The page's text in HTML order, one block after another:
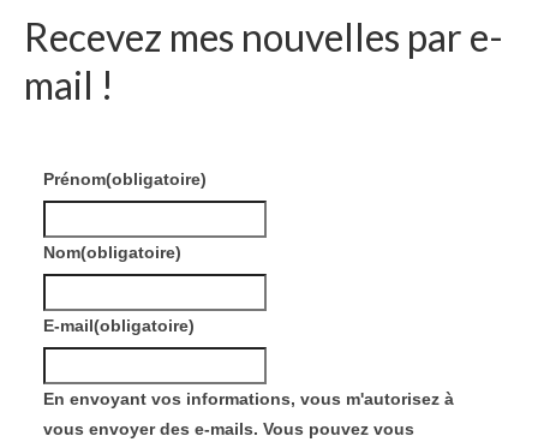
Recevez mes nouvelles par e-
mail !
Prénom(obligatoire)
Nom(obligatoire)
E-mail(obligatoire)
En envoyant vos informations, vous m'autorisez à
vous envoyer des e-mails. Vous pouvez vous